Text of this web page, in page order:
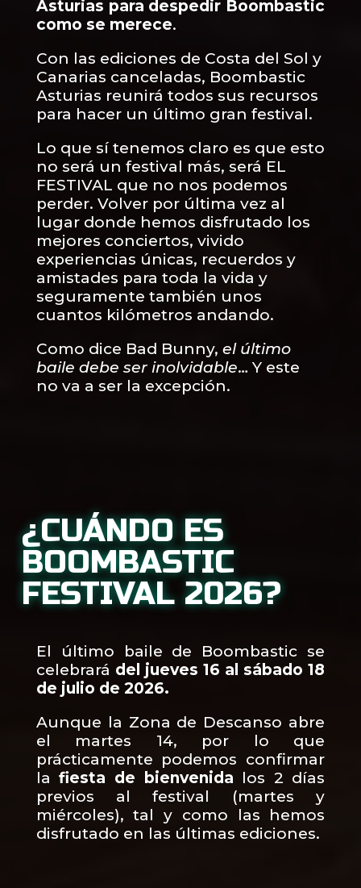
Asturias para despedir Boombastic
como se merece.
Con las ediciones de Costa del Sol y
Canarias canceladas, Boombastic
Asturias reunirá todos sus recursos
para hacer un último gran festival.
Lo que sí tenemos claro es que esto
no será un festival más, será EL
FESTIVAL que no nos podemos
perder. Volver por última vez al
lugar donde hemos disfrutado los
mejores conciertos, vivido
experiencias únicas, recuerdos y
amistades para toda la vida y
seguramente también unos
cuantos kilómetros andando.
Como dice Bad Bunny, el último
baile debe ser inolvidable… Y este
no va a ser la excepción.
¿CUÁNDO ES
BOOMBASTIC
FESTIVAL 2026?
El último baile de Boombastic se
celebrará del jueves 16 al sábado 18
de julio de 2026.
Aunque la Zona de Descanso abre
el martes 14, por lo que
prácticamente podemos confirmar
lafiesta de bienvenida los 2 días
previos al festival (martes y
miércoles), tal y como las hemos
disfrutado en las últimas ediciones.